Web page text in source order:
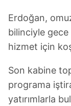
Erdoğan,
bilinciyle
hizmet için
Son kabine
programa
yatırımlarla